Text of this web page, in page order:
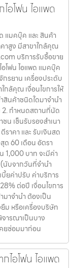
อโฟน ไอแพด
แมคบุ๊ค และ สินค้า
คาสูง มีสาขาใกล้คุณ
บริการรับซื้อขาย
โฟน ไอแพด แมคบุ๊ค
รยาน เครื่องประดับ
ใกล้คุณ เงื่อนไขการให้
สินค้าชนิดใดมาจำนำ
2. กำหนดสถานที่นัด
น เซ็นรับรองสำเนา
าคา และ รับเงินสด
ด 60 เดือน อัตรา
1,000 บาท จะมีค่า
นับจากวันที่จำนำ
ยค่าปรับ ค่าบริการ
ต่อปี เงื่อนไขการ
มาจำนำ ต้องเป็น
ยืม หรือเครื่องบริษัท
จารณาเป็นบาง
ยซ่อมมาก่อน
ไอโฟน ไอแพด